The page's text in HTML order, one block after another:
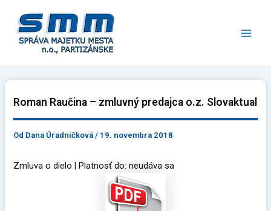
obsah
Roman Raučina – zmluvný predajca o.z. Slovaktual
Od Dana Úradníčková/ 19. novembra 2018
Zmluva o dielo | Platnosť do: neudáva sa